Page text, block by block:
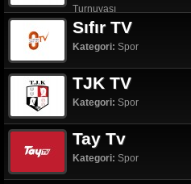
Turnuvası
Sıfır TV
Kategori: Spor
TJK TV
Kategori: Spor
Tay Tv
Kategori: Spor